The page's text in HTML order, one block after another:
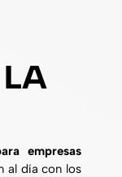
empresas
al día con los